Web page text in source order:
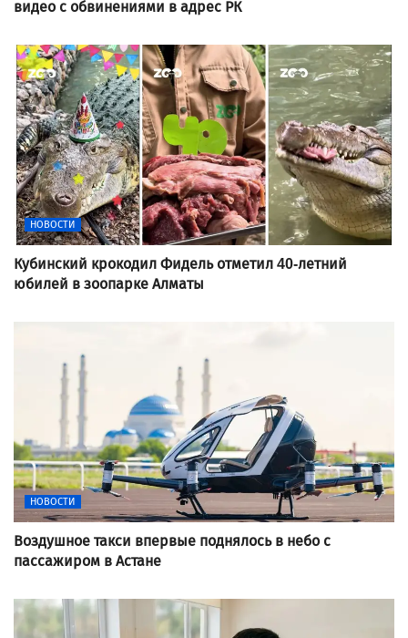
видео с обвинениями в адрес РК
НОВОСТИ
Кубинский крокодил Фидель отметил 40-летний
юбилей в зоопарке Алматы
НОВОСТИ
Воздушное такси впервые поднялось в небо с
пассажиром в Астане